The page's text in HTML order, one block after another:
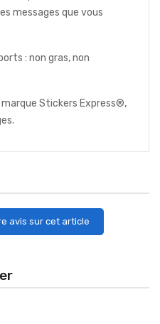
messages que vous
: non gras, non
Stickers Express®,
avis sur cet article